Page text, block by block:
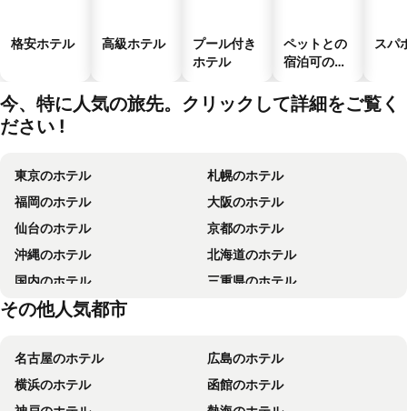
格安ホテル 高級ホテル
プール付き
ホテル
ペットとの
宿泊可のホ
スパ
今、特に人気の旅先。クリックして詳細をご覧く
ださい !
東京のホテル
札幌のホテル
福岡のホテル
大阪のホテル
仙台のホテル
京都のホテル
沖縄のホテル
北海道のホテル
国内のホテル
三重県のホテル
香川県のホテル
その他人気都市
名古屋のホテル
広島のホテル
横浜のホテル
函館のホテル